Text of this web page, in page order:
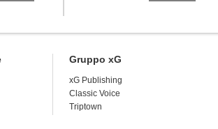
Gruppo xG
xG Publishing
Classic Voice
Triptown